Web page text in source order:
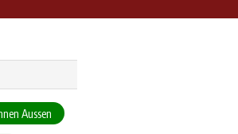
Aussen